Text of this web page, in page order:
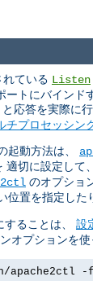
れている Listen
ートにバイン
応答を実際に行
チプロセッシン
起動方法は、
切に設定して、
のオプショ
位置を指定した
ることは、 設
オプションを
apache2ctl -f